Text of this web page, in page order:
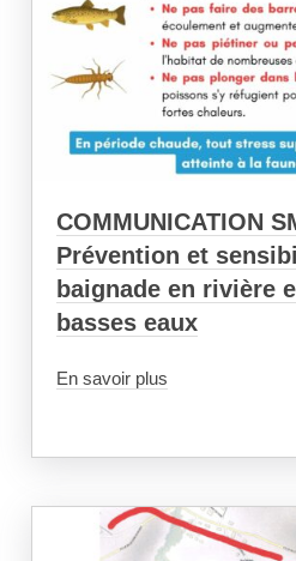
COMMUNICATION
Prévention et
baignade en rivière
basses eaux
En savoir plus